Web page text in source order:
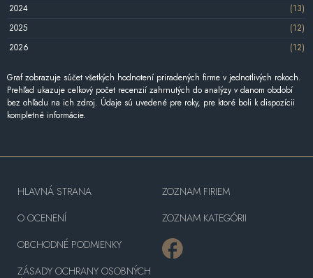
2024
(13)
2025
(12)
2026
(12)
Graf zobrazuje súčet všetkých hodnotení priradených firme v jednotlivých rokoch.
Prehľad ukazuje celkový počet recenzií zahrnutých do analýzy v danom období
bez ohľadu na ich zdroj. Údaje sú uvedené pre roky, pre ktoré boli k dispozícii
kompletné informácie.
HLAVNÁ STRANA
O OCENENÍ
OBCHODNÉ PODMIENKY
ZÁSADY OCHRANY OSOBNÝCH
ZOZNAM FIRIEM
ZOZNAM KATEGÓRII